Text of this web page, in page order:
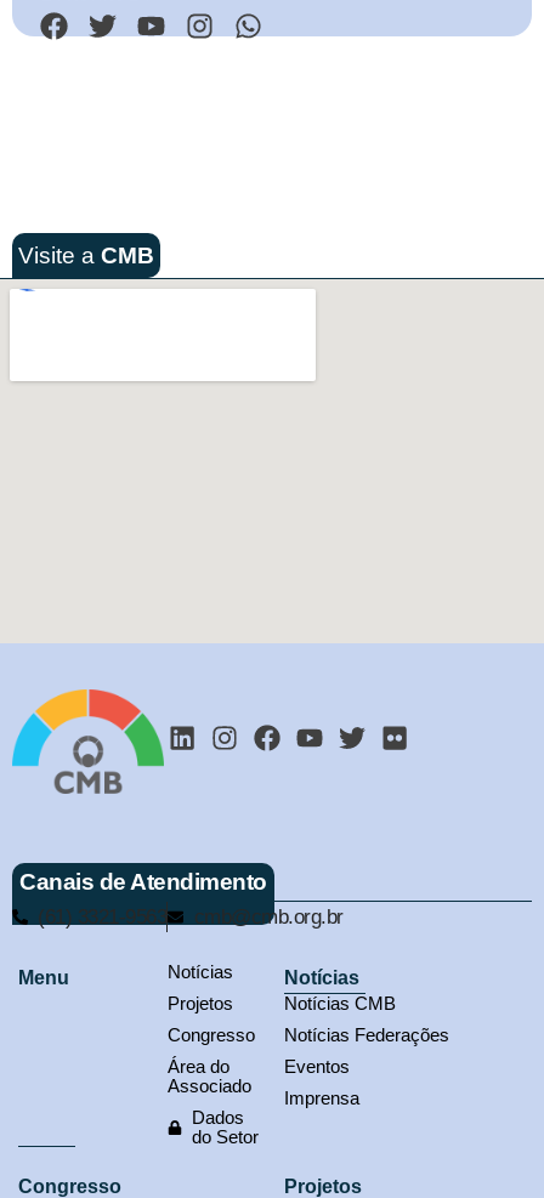
Visite a CMB
Canais de Atendimento
(61) 3321-9563 cmb@cmb.org.br
Menu
Notícias
Projetos
Congresso
Área do
Associado
Dados
do Setor
Notícias
Notícias CMB
Notícias Federações
Eventos
Imprensa
Congresso
Projetos